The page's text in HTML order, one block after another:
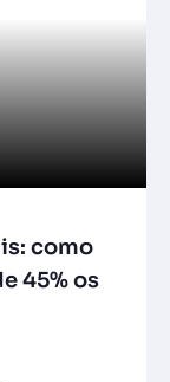
como
45% os